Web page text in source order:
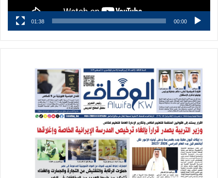
00:00
01:38